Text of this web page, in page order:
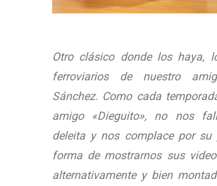
Otro clásico donde los haya,
ferroviarios de nuestro
Sánchez. Como cada
amigo «Dieguito», no nos
deleita y nos complace por su
forma de mostrarnos sus
alternativamente y bien